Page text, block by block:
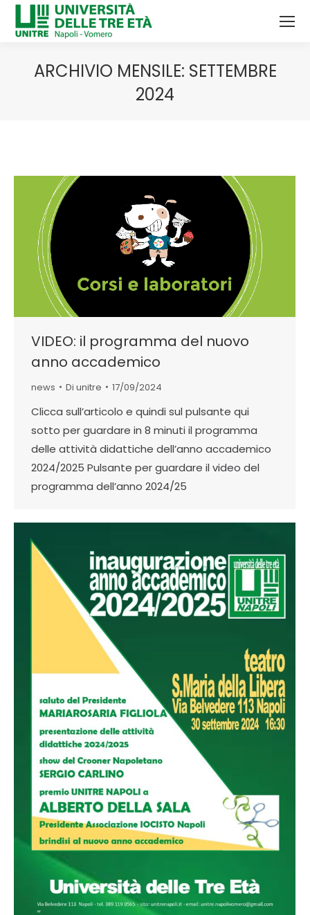
ARCHIVIO MENSILE: SETTEMBRE
2024
VIDEO: il programma del nuovo
anno accademico
news Di unitre 17/09/2024
Clicca sull’articolo e quindi sul pulsante qui
sotto per guardare in 8 minuti il programma
delle attività didattiche dell’anno accademico
2024/2025 Pulsante per guardare il video del
programma dell’anno 2024/25